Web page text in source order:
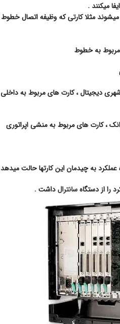
میکنند .
مثلا کارتی که وظیفه اتصال خطوط
مربوط به خطوط
دیجیتال ، کارت های مربوط به داخلی
، کارت های مربوط به منشی اپراتوری
به چیدمان این کارتها حالت میدهد
را از دستگاهسانترالداشت .